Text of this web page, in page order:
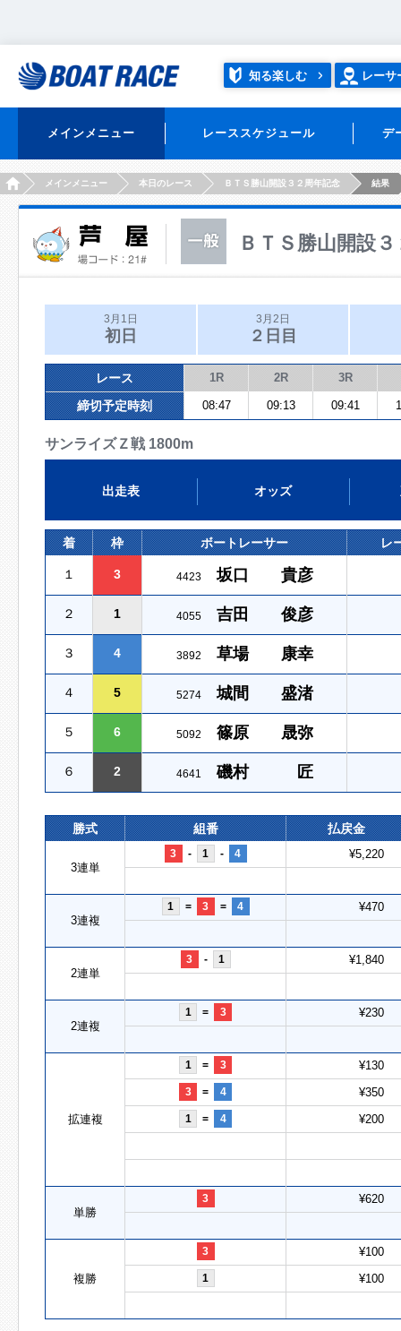
知る楽しむ レーサ
メインメニュー レーススケジュール デ
HOMEメインメニュー 本日のレース ＢＴＳ勝山開設３２周年記念 結果
ＢＴＳ勝山開設
3月1日
初日
3月2日
２日目
レース 1R 2R 3R
締切予定時刻 08:47 09:13 09:41
サンライズＺ戦 1800m
出走表 オッズ
着 枠 ボートレーサー レ
１ 3 4423 坂口 貴彦
２ 1 4055 吉田 俊彦
３ 4 3892 草場 康幸
４ 5 5274 城間 盛渚
５ 6 5092 篠原 晟弥
６ 2 4641 磯村 匠
勝式 組番 払戻金
3連単
3 - 1 - 4 ¥5,220
3連複
1 = 3 = 4 ¥470
2連単
3 - 1 ¥1,840
2連複
1 = 3 ¥230
拡連複
1 = 3 ¥130
3 = 4 ¥350
1 = 4 ¥200
単勝
3 ¥620
複勝
3 ¥100
1 ¥100